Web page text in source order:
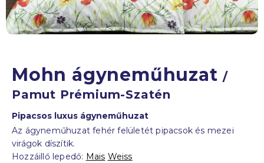
Mohn ágyneműhuzat/
Pamut Prémium-Szatén
Pipacsos luxus ágyneműhuzat
Az ágyneműhuzat fehér felületét pipacsok és mezei
virágok díszítik.
Hozzáillő lepedő: Mais Weiss